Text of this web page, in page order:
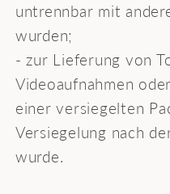
untrennbar mit
wurden;
- zur Lieferung von
Videoaufnahmen
einer versiegelten
Versiegelung nach
wurde.